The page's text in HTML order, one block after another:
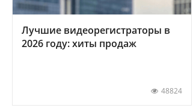
Лучшие видеорегистраторы в
2026 году: хиты продаж
48824